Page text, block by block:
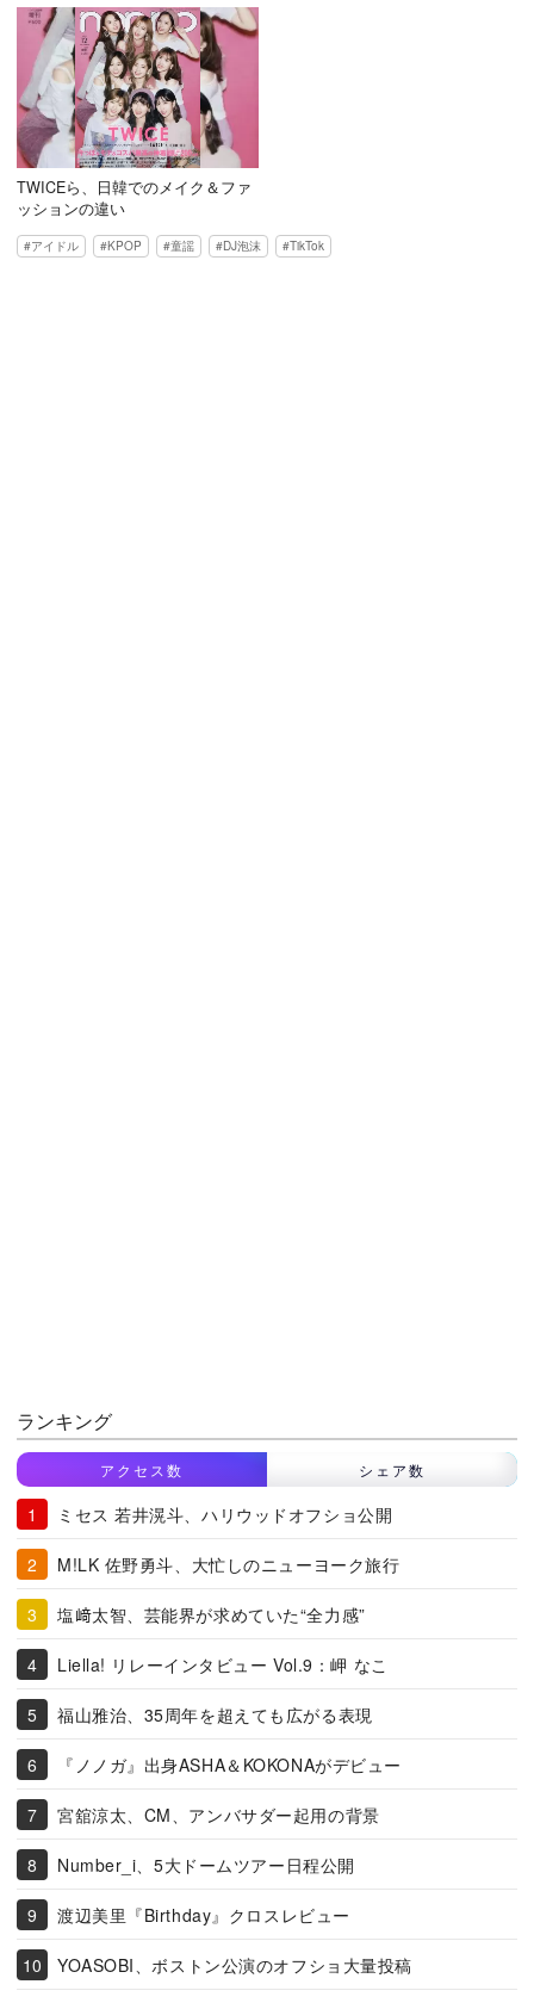
TWICEら、日韓でのメイク＆ファ
ッションの違い
アイドル KPOP 童謡 DJ泡沫 TikTok
ランキング
アクセス数 シェア数
ミセス 若井滉斗、ハリウッドオフショ公開
M!LK 佐野勇斗、大忙しのニューヨーク旅行
塩﨑太智、芸能界が求めていた“全力感”
Liella! リレーインタビュー Vol.9：岬 なこ
福山雅治、35周年を超えても広がる表現
『ノノガ』出身ASHA＆KOKONAがデビュー
宮舘涼太、CM、アンバサダー起用の背景
Number_i、5大ドームツアー日程公開
渡辺美里『Birthday』クロスレビュー
YOASOBI、ボストン公演のオフショ大量投稿